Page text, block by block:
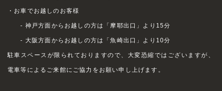
・お車でお越しのお客様
- 神戸方面からお越しの方は「摩耶出口」より15分
- 大阪方面からお越しの方は「魚崎出口」より10分
駐車スペースが限られておりますので、大変恐縮ではございますが、
電車等によるご来館にご協力をお願い申し上げます。